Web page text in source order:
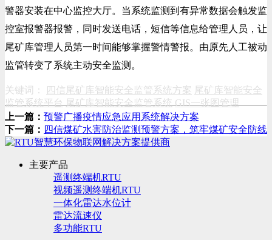
警器安装在中心监控大厅。当系统监测到有异常数据会触发监
控室报警器报警，同时发送电话，短信等信息给管理人员，让
尾矿库管理人员第一时间能够掌握警情警报。由原先人工被动
监管转变了系统主动安全监测。
关键词： 四信尾矿库智能安全监管系统方案 尾矿库智能安全
监管系统平台 尾矿库智能安全监管系统 GIS一张图管理
上一篇： 预警广播疫情应急应用系统解决方案
下一篇： 四信煤矿水害防治监测预警方案，筑牢煤矿安全防线
主要产品
遥测终端机RTU
视频遥测终端机RTU
一体化雷达水位计
雷达流速仪
多功能RTU